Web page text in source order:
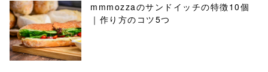
mmmozzaのサンドイッチの特徴10個
｜作り方のコツ5つ